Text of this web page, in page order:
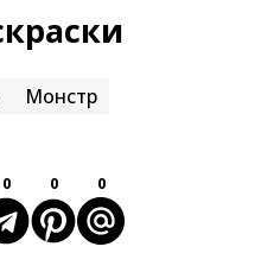
Монстр
0 0 0